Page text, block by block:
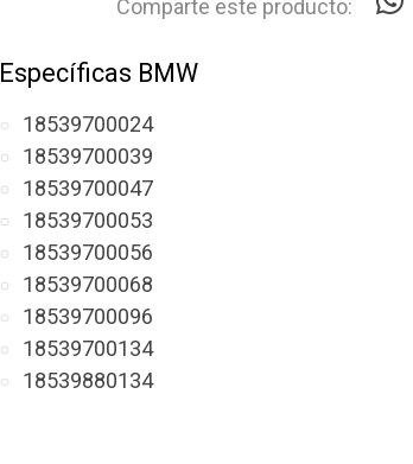
Comparte este producto:
Específicas BMW
18539700024
18539700039
18539700047
18539700053
18539700056
18539700068
18539700096
18539700134
18539880134